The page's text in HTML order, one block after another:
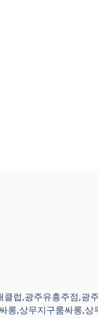
럽,광주유흥주점,
,상무지구룸싸롱,